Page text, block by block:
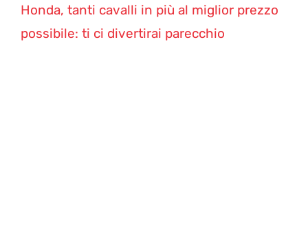
Honda, tanti cavalli in più al miglior prezzo
possibile: ti ci divertirai parecchio